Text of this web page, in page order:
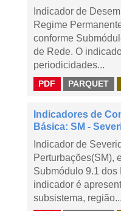
Indicador de
Regime
conforme
de Rede. O
periodicidades...
PDF PARQUET
Indicadores de
Básica: SM -
Indicador de
Perturbações(SM),
Submódulo 9.1 dos
indicador é
subsistema, região...